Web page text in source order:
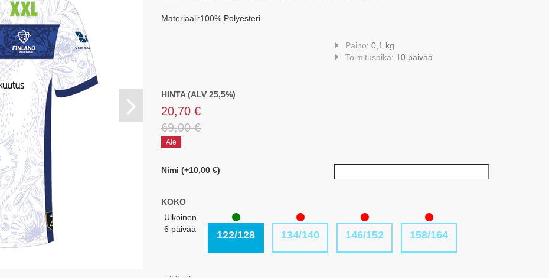
Materiaali:100% Polyesteri
Paino: 0,1 kg
Toimitusaika: 10 päivää
HINTA (ALV 25,5%)
20,70 €
69,00 €
Ale
Nimi (+10,00 €)
KOKO
Ulkoinen
6 päivää
122/128 134/140 146/152 158/164